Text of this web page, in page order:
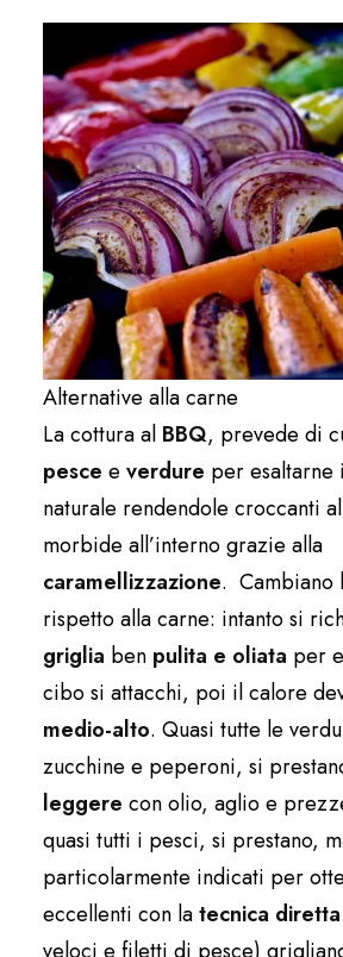
Alternative alla carne
La cottura al BBQ, prevede di
pesce e verdure per esaltarne
naturale rendendole croccanti
morbide all’interno grazie alla
caramellizzazione. Cambiano
rispetto alla carne: intanto si
griglia ben pulita e oliata per
cibo si attacchi, poi il calore
medio-alto. Quasi tutte le
zucchine e peperoni, si
leggere con olio, aglio e
quasi tutti i pesci, si prestano,
particolarmente indicati per
eccellenti con latecnica diretta